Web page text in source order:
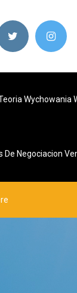
Wychowania
De Negociacion